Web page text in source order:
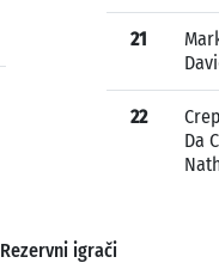
21
22
Da
Rezervni igrači